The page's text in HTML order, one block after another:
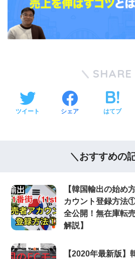
SHARE
ツイート シェア はてブ
＼おすすめの
【韓国輸出の始め
カウント登録方法
全公開！無在庫転
解説】
【2020年最新版